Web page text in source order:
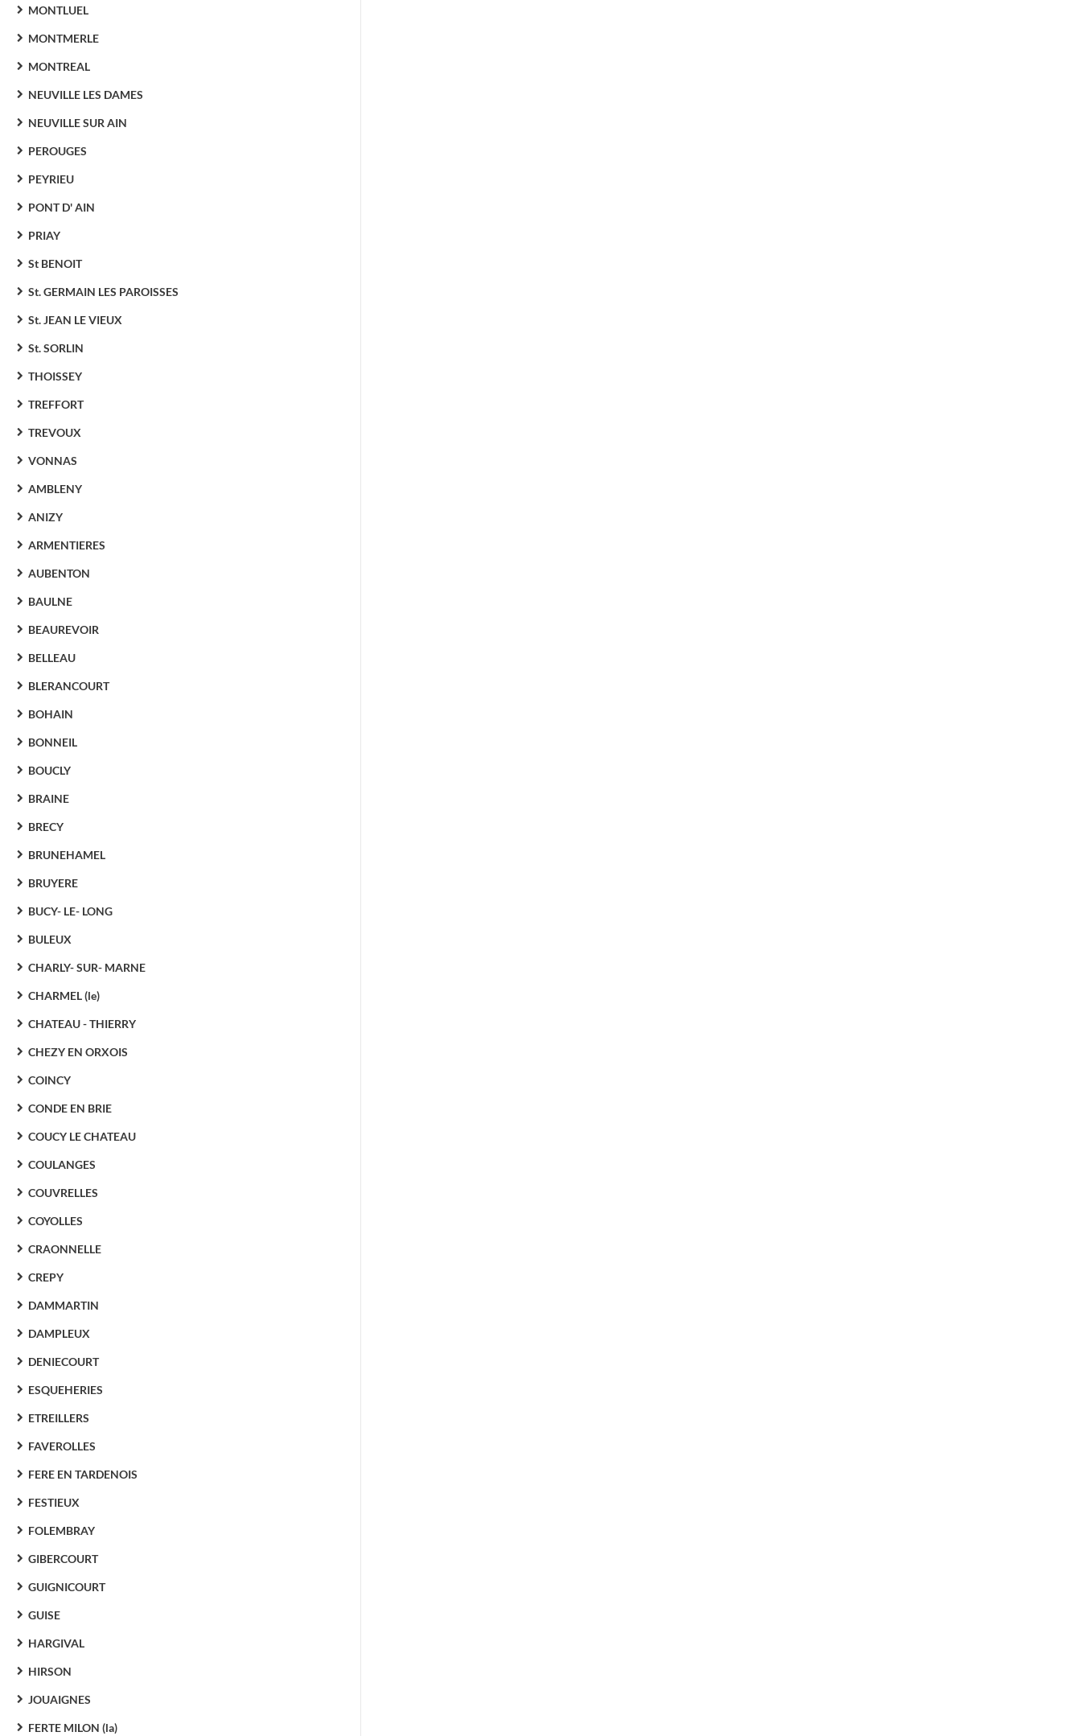
MONTLUEL
MONTMERLE
MONTREAL
NEUVILLE LES DAMES
NEUVILLE SUR AIN
PEROUGES
PEYRIEU
PONT D' AIN
PRIAY
St BENOIT
St. GERMAIN LES PAROISSES
St. JEAN LE VIEUX
St. SORLIN
THOISSEY
TREFFORT
TREVOUX
VONNAS
AMBLENY
ANIZY
ARMENTIERES
AUBENTON
BAULNE
BEAUREVOIR
BELLEAU
BLERANCOURT
BOHAIN
BONNEIL
BOUCLY
BRAINE
BRECY
BRUNEHAMEL
BRUYERE
BUCY- LE- LONG
BULEUX
CHARLY- SUR- MARNE
CHARMEL (le)
CHATEAU - THIERRY
CHEZY EN ORXOIS
COINCY
CONDE EN BRIE
COUCY LE CHATEAU
COULANGES
COUVRELLES
COYOLLES
CRAONNELLE
CREPY
DAMMARTIN
DAMPLEUX
DENIECOURT
ESQUEHERIES
ETREILLERS
FAVEROLLES
FERE EN TARDENOIS
FESTIEUX
FOLEMBRAY
GIBERCOURT
GUIGNICOURT
GUISE
HARGIVAL
HIRSON
JOUAIGNES
FERTE MILON (la)